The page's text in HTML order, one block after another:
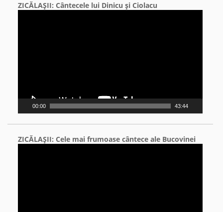
ZICĂLAŞII: Cântecele lui Dinicu şi Ciolacu
00:00 43:44
ZICĂLAŞII: Cele mai frumoase cântece ale Bucovinei